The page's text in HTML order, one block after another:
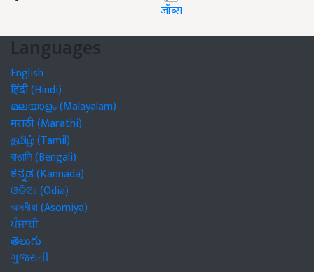
जॉब्स
Languages
English
हिंदी (Hindi)
മലയാളം (Malayalam)
मराठी (Marathi)
தமிழ் (Tamil)
বাঙালি (Bengali)
ಕನ್ನಡ (Kannada)
ଓଡିଆ (Odia)
অসমীয়া (Asomiya)
ਪੰਜਾਬੀ
తెలుగు
ગુજરાતી